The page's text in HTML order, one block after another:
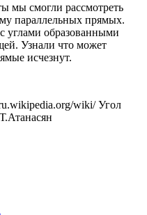
мы смогли рассмотреть
параллельных прямых.
углами образованными
Узнали что может
исчезнут.
wiki/ Угол